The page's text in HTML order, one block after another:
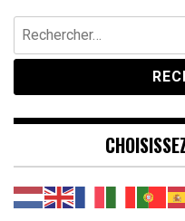
Rechercher :